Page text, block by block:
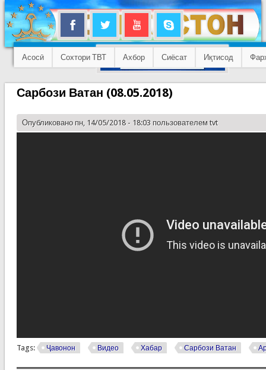
Асосӣ Сохтори ТВТ Ахбор Сиёсат Иқтисод
Сарбози Ватан (08.05.2018)
Опубликовано пн, 14/05/2018 - 18:03 пользователем tvt
Tags: Ҷавонон Видео Хабар Сарбози Ватан